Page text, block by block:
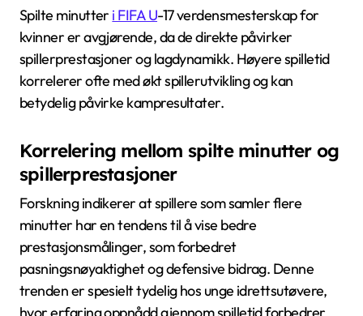
Spilte minutter i FIFA U-17 verdensmesterskap for
kvinner er avgjørende, da de direkte påvirker
spillerprestasjoner og lagdynamikk. Høyere spilletid
korrelerer ofte med økt spillerutvikling og kan
betydelig påvirke kampresultater.
Korrelering mellom spilte minutter og
spillerprestasjoner
Forskning indikerer at spillere som samler flere
minutter har en tendens til å vise bedre
prestasjonsmålinger, som forbedret
pasningsnøyaktighet og defensive bidrag. Denne
trenden er spesielt tydelig hos unge idrettsutøvere,
hvor erfaring oppnådd gjennom spilletid forbedrer